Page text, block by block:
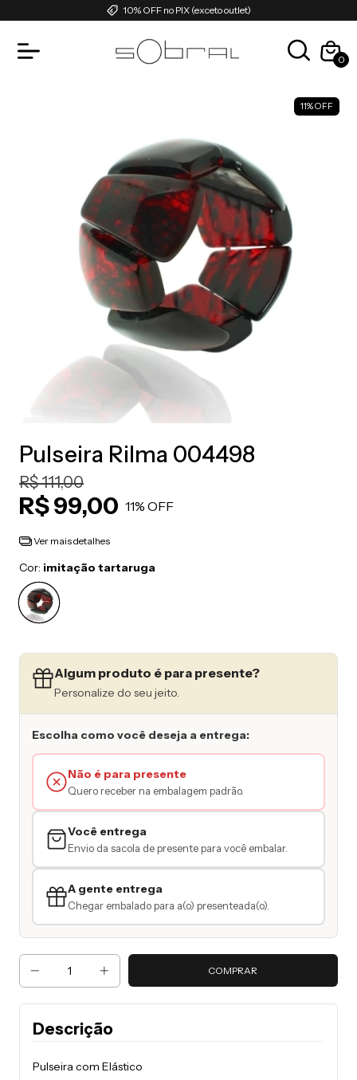
10% OFF no PIX (exceto outlet)
0
11%OFF
Pulseira Rilma 004498
R$ 111,00
R$ 99,00 11% OFF
Ver mais detalhes
Cor: imitação tartaruga
Algum produto é para presente?
Personalize do seu jeito.
Escolha como você deseja a entrega:
Não é para presente
Quero receber na embalagem padrão.
Você entrega
Envio da sacola de presente para você embalar.
A gente entrega
Chegar embalado para a(o) presenteada(o).
Descrição
Pulseira com Elástico